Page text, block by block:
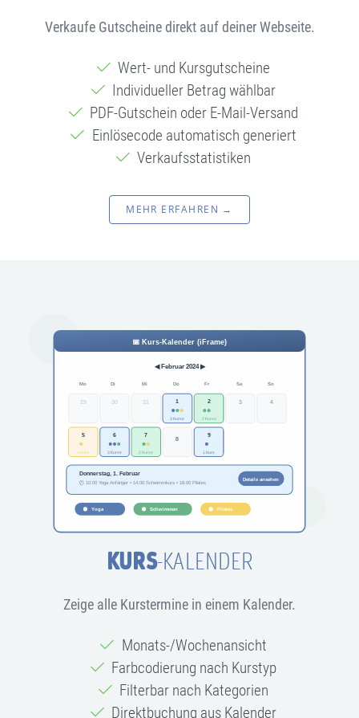
Verkaufe Gutscheine direkt auf deiner Webseite.
Wert- und Kursgutscheine
Individueller Betrag wählbar
PDF-Gutschein oder E-Mail-Versand
Einlösecode automatisch generiert
Verkaufsstatistiken
MEHR ERFAHREN →
KURS-KALENDER
Zeige alle Kurstermine in einem Kalender.
Monats-/Wochenansicht
Farbcodierung nach Kurstyp
Filterbar nach Kategorien
Direktbuchung aus Kalender